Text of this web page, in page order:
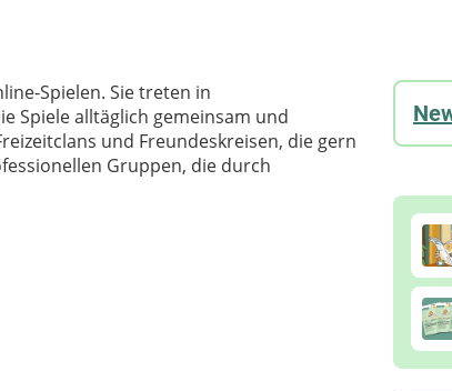
Spielen. Sie treten in
Spiele alltäglich gemeinsam und
und Freundeskreisen, die gern
Gruppen, die durch